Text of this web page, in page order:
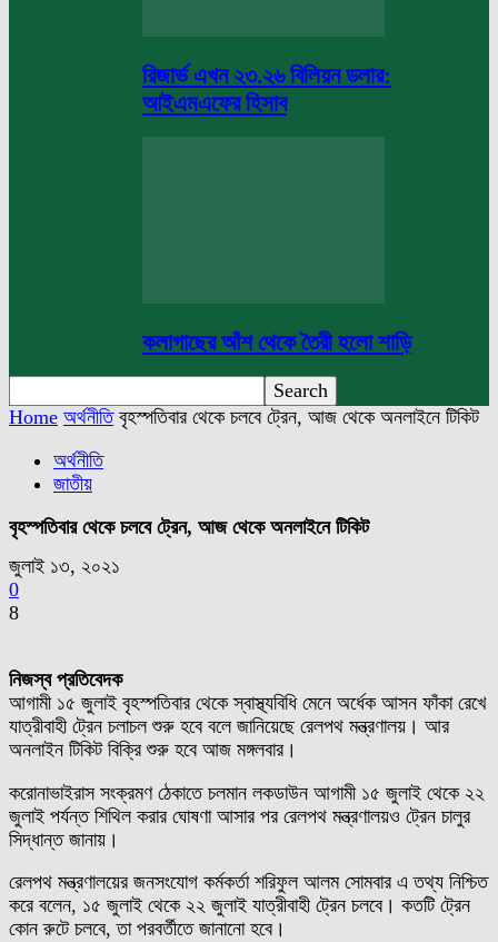
রিজার্ভ এখন ২৩.২৬ বিলিয়ন ডলার:
আইএমএফের হিসাব
কলাগাছের আঁশ থেকে তৈরী হলো শাড়ি
Home অর্থনীতি বৃহস্পতিবার থেকে চলবে ট্রেন, আজ থেকে অনলাইনে টিকিট
অর্থনীতি
জাতীয়
বৃহস্পতিবার থেকে চলবে ট্রেন, আজ থেকে অনলাইনে টিকিট
জুলাই ১৩, ২০২১
0
8
নিজস্ব প্রতিবেদক
আগামী ১৫ জুলাই বৃহস্পতিবার থেকে স্বাস্থ্যবিধি মেনে অর্ধেক আসন ফাঁকা রেখে
যাত্রীবাহী ট্রেন চলাচল শুরু হবে বলে জানিয়েছে রেলপথ মন্ত্রণালয়। আর
অনলাইন টিকিট বিক্রি শুরু হবে আজ মঙ্গলবার।
করোনাভাইরাস সংক্রমণ ঠেকাতে চলমান লকডাউন আগামী ১৫ জুলাই থেকে ২২
জুলাই পর্যন্ত শিথিল করার ঘোষণা আসার পর রেলপথ মন্ত্রণালয়ও ট্রেন চালুর
সিদ্ধান্ত জানায়।
রেলপথ মন্ত্রণালয়ের জনসংযোগ কর্মকর্তা শরিফুল আলম সোমবার এ তথ্য নিশ্চিত
করে বলেন, ১৫ জুলাই থেকে ২২ জুলাই যাত্রীবাহী ট্রেন চলবে। কতটি ট্রেন
কোন রুটে চলবে, তা পরবর্তীতে জানানো হবে।